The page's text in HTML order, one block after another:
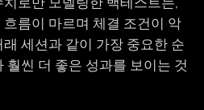
름이 마르며 체결 조건이 악
세션과 같이 가장 중요한 순
훨씬 더 좋은 성과를 보이는 것